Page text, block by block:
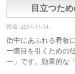
目立つた
投稿: 2017-11-14
街中にあふれる看板
一際目を引くための
ー」です。効果的な